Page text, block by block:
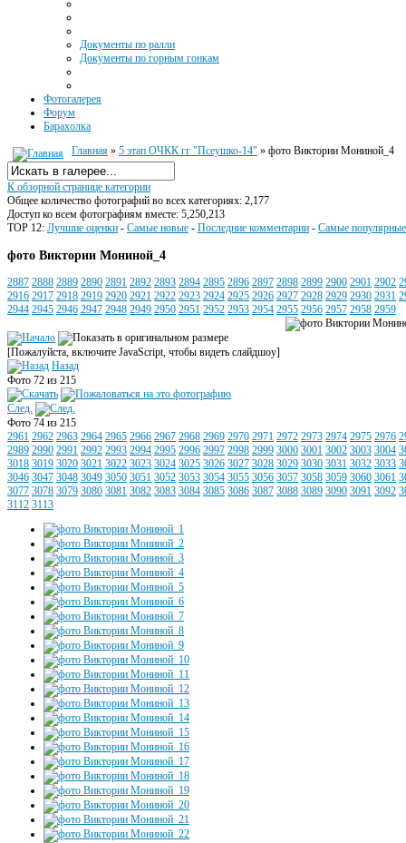
Документы по ралли
Документы по горным гонкам
Фотогалерея
Форум
Барахолка
Главная » 5 этап ОЧКК гг "Псеушко-14" » фото Виктории Мониной_4
К обзорной странице категории
Общее количество фотографий во всех категориях: 2,177
Доступ ко всем фотографиям вместе: 5,250,213
TOP 12: Лучшие оценки - Самые новые - Последние комментарии - Самые популярные
фото Виктории Мониной_4
2887 2888 2889 2890 2891 2892 2893 2894 2895 2896 2897 2898 2899 2900 2901 2902
2916 2917 2918 2919 2920 2921 2922 2923 2924 2925 2926 2927 2928 2929 2930 2931
2944 2945 2946 2947 2948 2949 2950 2951 2952 2953 2954 2955 2956 2957 2958 2959
[Пожалуйста, включите JavaScript, чтобы видеть слайдшоу]
Назад
Фото 72 из 215
След.
Фото 74 из 215
2961 2962 2963 2964 2965 2966 2967 2968 2969 2970 2971 2972 2973 2974 2975 2976
2989 2990 2991 2992 2993 2994 2995 2996 2997 2998 2999 3000 3001 3002 3003 3004
3018 3019 3020 3021 3022 3023 3024 3025 3026 3027 3028 3029 3030 3031 3032 3033
3046 3047 3048 3049 3050 3051 3052 3053 3054 3055 3056 3057 3058 3059 3060 3061
3077 3078 3079 3080 3081 3082 3083 3084 3085 3086 3087 3088 3089 3090 3091 3092
3112 3113